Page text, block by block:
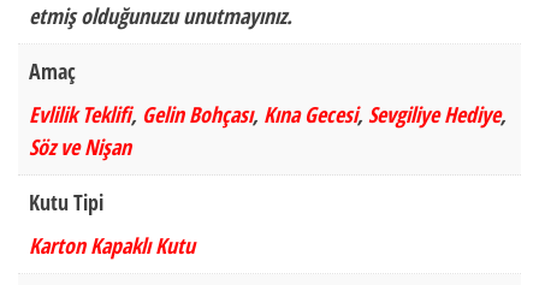
etmiş olduğunuzu unutmayınız.
Amaç
Evlilik Teklifi, Gelin Bohçası, Kına Gecesi, Sevgiliye Hediye,
Söz ve Nişan
Kutu Tipi
Karton Kapaklı Kutu